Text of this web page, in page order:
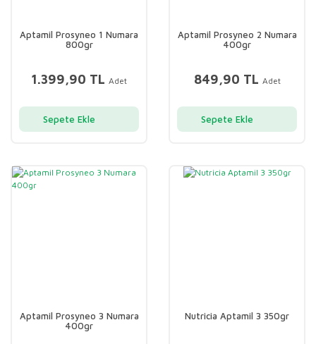
Aptamil Prosyneo 1 Numara
800gr
1.399,90 TL Adet
Sepete Ekle
Aptamil Prosyneo 2 Numara
400gr
849,90 TL Adet
Sepete Ekle
Aptamil Prosyneo 3 Numara
400gr
Nutricia Aptamil 3 350gr